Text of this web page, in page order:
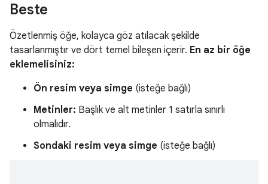
Beste
Özetlenmiş öğe, kolayca göz atılacak şekilde
tasarlanmıştır ve dört temel bileşen içerir. En az bir öğe
eklemelisiniz:
Ön resim veya simge (isteğe bağlı)
Metinler: Başlık ve alt metinler 1 satırla sınırlı
olmalıdır.
Sondaki resim veya simge (isteğe bağlı)